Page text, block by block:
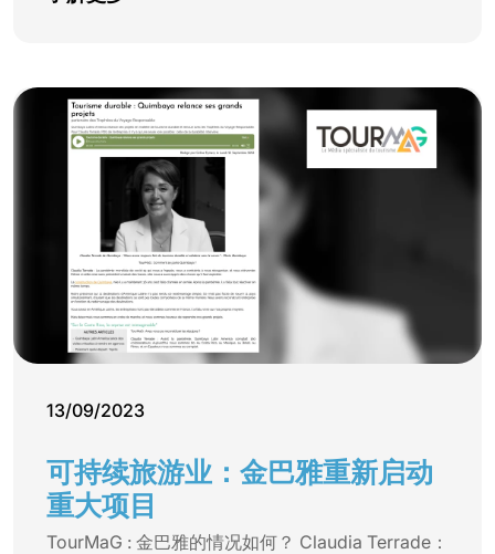
13/09/2023
可持续旅游业：金巴雅重新启动
重大项目
TourMaG : 金巴雅的情况如何？ Claudia Terrade：